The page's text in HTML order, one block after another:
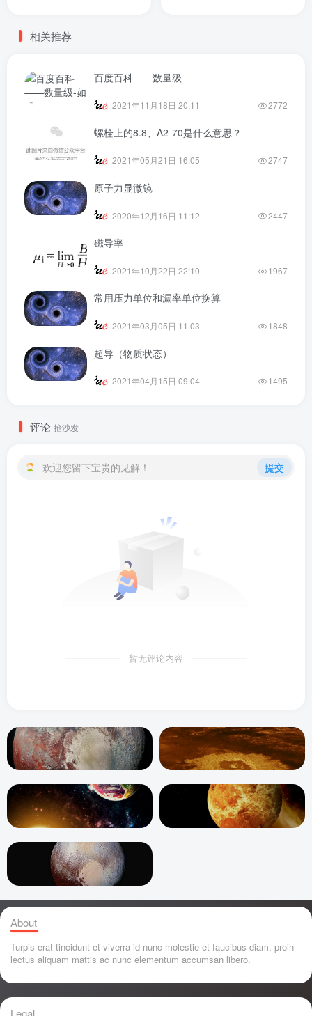
相关推荐
百度百科——数量级
2021年11月18日 20:11 2772
螺栓上的8.8、A2-70是什么意思？
2021年05月21日 16:05 2747
原子力显微镜
2020年12月16日 11:12 2447
磁导率
2021年10月22日 22:10 1967
常用压力单位和漏率单位换算
2021年03月05日 11:03 1848
超导（物质状态）
2021年04月15日 09:04 1495
评论 抢沙发
欢迎您留下宝贵的见解！ 提交
暂无评论内容
About
Turpis erat tincidunt et viverra id nunc molestie et faucibus diam, proin
lectus aliquam mattis ac nunc elementum accumsan libero.
Legal